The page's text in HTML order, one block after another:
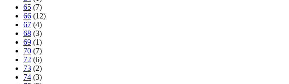
65 (7)
66 (12)
67 (4)
68 (3)
69 (1)
70 (7)
72 (6)
73 (2)
74 (3)